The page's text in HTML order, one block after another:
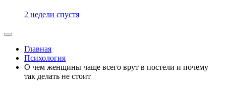
2 недели спустя
Главная
Психология
О чем женщины чаще всего врут в постели и почему
так делать не стоит